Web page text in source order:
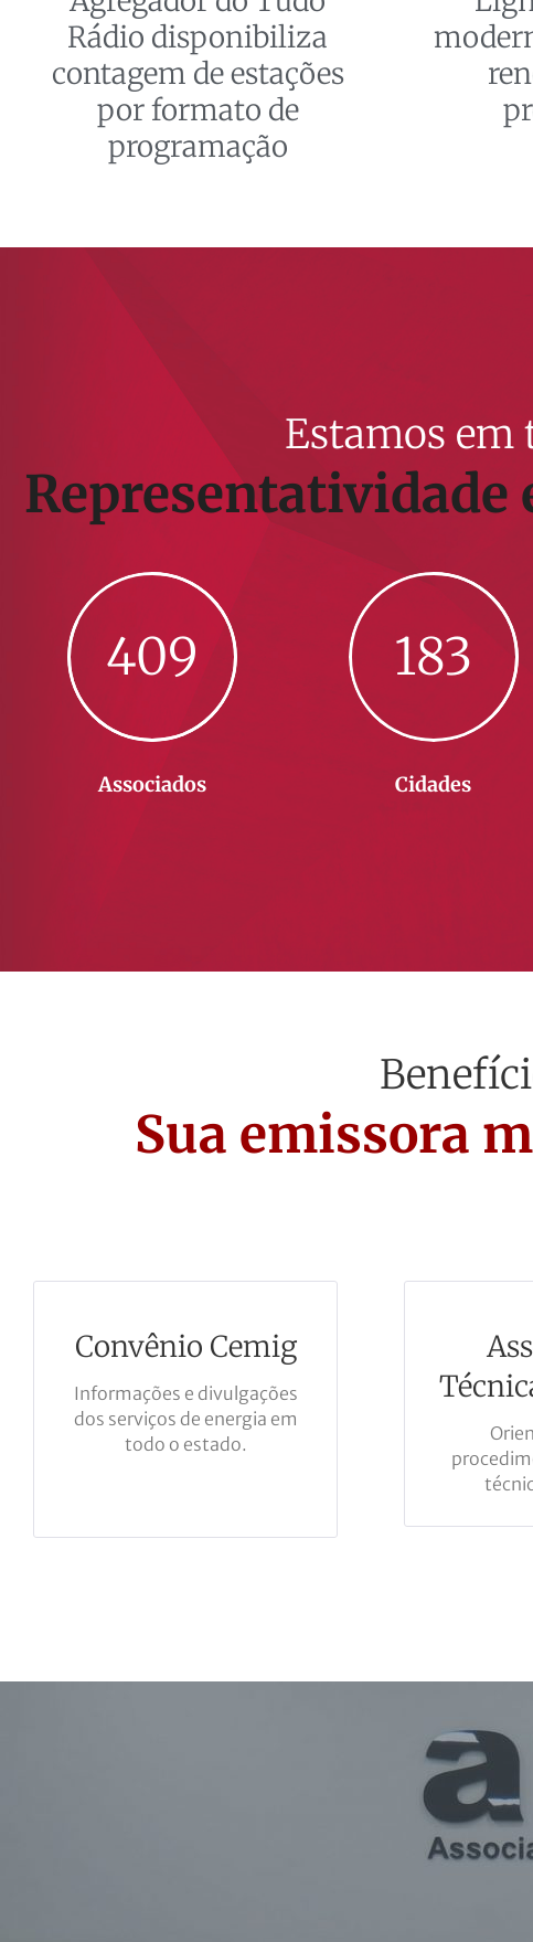
Rádio disponibiliza
contagem de estações
por formato de
programação
Estamos em
Representatividade
409
Associados
183
Cidades
Sua emissora
Convênio Cemig
Informações e divulgações
dos serviços de energia em
todo o estado.